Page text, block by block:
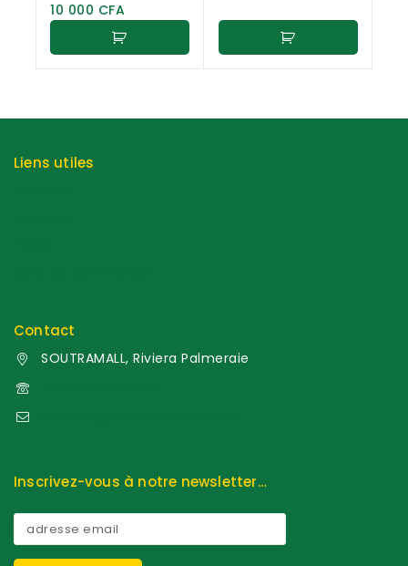
10 000 CFA
Liens utiles
Contact
SOUTRAMALL, Riviera Palmeraie
Inscrivez-vous à notre newsletter…